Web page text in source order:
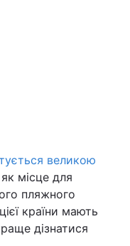
великою
як місце для
пляжного
країни мають
дізнатися